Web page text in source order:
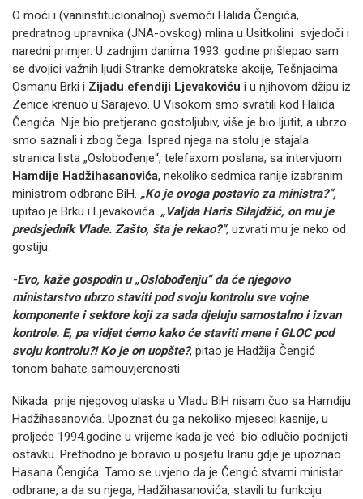
O moći i (vaninstitucionalnoj) svemoći Halida Čengića,
predratnog upravnika (JNA-ovskog) mlina u Usitkolini svjedoči i
naredni primjer. U zadnjim danima 1993. godine prišlepao sam
se dvojici važnih ljudi Stranke demokratske akcije, Tešnjacima
Osmanu Brki i Zijadu efendiji Ljevakoviću i u njihovom džipu iz
Zenice krenuo u Sarajevo. U Visokom smo svratili kod Halida
Čengića. Nije bio pretjerano gostoljubiv, više je bio ljutit, a ubrzo
smo saznali i zbog čega. Ispred njega na stolu je stajala
stranica lista „Oslobođenje“, telefaxom poslana, sa intervjuom
Hamdije Hadžihasanovića, nekoliko sedmica ranije izabranim
ministrom odbrane BiH. „Ko je ovoga postavio za ministra?“,
upitao je Brku i Ljevakovića. „Valjda Haris Silajdžić, on mu je
predsjednik Vlade. Zašto, šta je rekao?“, uzvrati mu je neko od
gostiju.
-Evo, kaže gospodin u „Oslobođenju“ da će njegovo
ministarstvo ubrzo staviti pod svoju kontrolu sve vojne
komponente i sektore koji za sada djeluju samostalno i izvan
kontrole. E, pa vidjet ćemo kako će staviti mene i GLOC pod
svoju kontrolu?! Ko je on uopšte?, pitao je Hadžija Čengić
tonom bahate samouvjerenosti.
Nikada prije njegovog ulaska u Vladu BiH nisam čuo sa Hamdiju
Hadžihasanovića. Upoznat ću ga nekoliko mjeseci kasnije, u
proljeće 1994.godine u vrijeme kada je već bio odlučio podnijeti
ostavku. Prethodno je boravio u posjetu Iranu gdje je upoznao
Hasana Čengića. Tamo se uvjerio da je Čengić stvarni ministar
odbrane, a da su njega, Hadžihasanovića, stavili tu funkciju